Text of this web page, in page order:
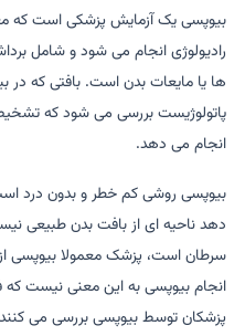
بیوپسی یک آزمایش پزشکی است که
رادیولوژی انجام می شود و شامل
ها یا مایعات بدن است. بافتی که
پاتولوژیست بررسی می شود که
انجام می دهد.
بیوپسی روشی کم خطر و بدون درد
دهد ناحیه ای از بافت بدن طبیعی
سرطان است، پزشک معمولا بیوپسی
انجام بیوپسی به این معنی نیست
پزشکان توسط بیوپسی بررسی می